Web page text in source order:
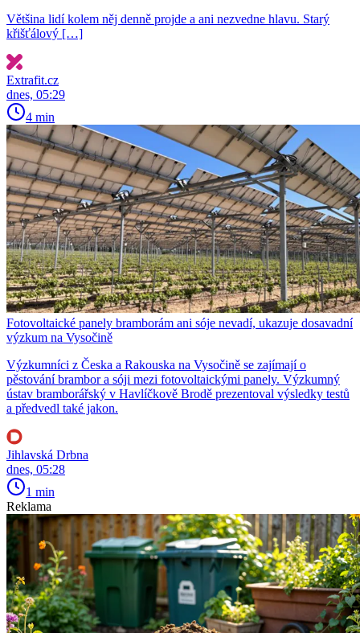
Většina lidí kolem něj denně projde a ani nezvedne hlavu. Starý
křišťálový […]
Extrafit.cz
dnes, 05:29
4 min
Fotovoltaické panely bramborám ani sóje nevadí, ukazuje dosavadní
výzkum na Vysočině
Výzkumníci z Česka a Rakouska na Vysočině se zajímají o
pěstování brambor a sóji mezi fotovoltaickými panely. Výzkumný
ústav bramborářský v Havlíčkově Brodě prezentoval výsledky testů
a předvedl také jakon.
Jihlavská Drbna
dnes, 05:28
1 min
Reklama